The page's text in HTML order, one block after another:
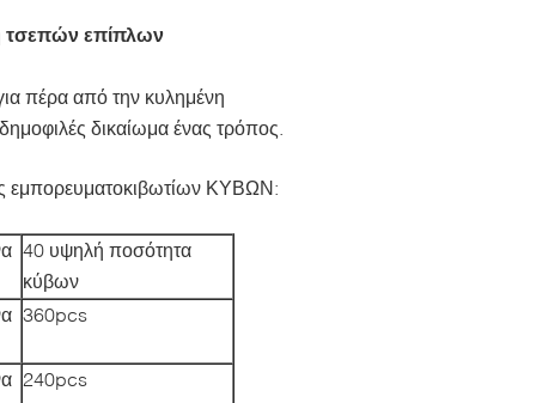
τσεπών επίπλων
πέρα από την κυλημένη
δικαίωμα ένας τρόπος.
εμπορευματοκιβωτίων ΚΥΒΩΝ:
40 υψηλή ποσότητα
κύβων
360pcs
240pcs